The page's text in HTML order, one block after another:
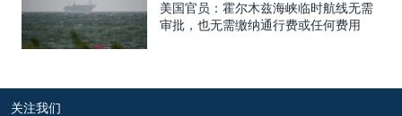
美国官员：霍尔木兹海峡临时航线无需
审批，也无需缴纳通行费或任何费用
关注我们